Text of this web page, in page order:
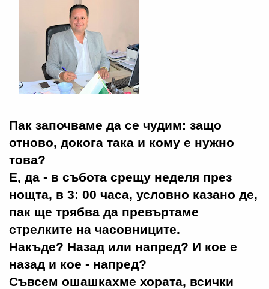
Пак започваме да се чудим: защо
отново, докога така и кому е нужно
това?
Е, да - в събота срещу неделя през
нощта, в 3: 00 часа, условно казано де,
пак ще трябва да превъртаме
стрелките на часовниците.
Накъде? Назад или напред? И кое е
назад и кое - напред?
Съвсем ошашкахме хората, всички